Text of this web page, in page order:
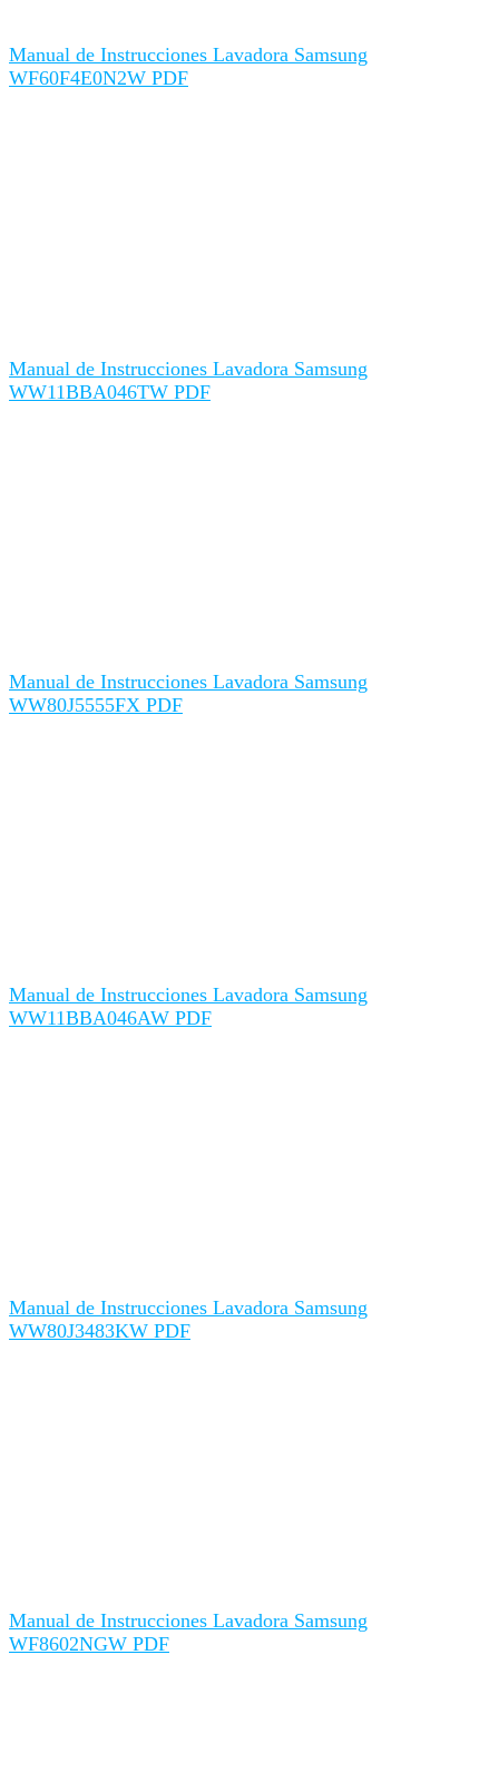
Manual de Instrucciones Lavadora Samsung
WF60F4E0N2W PDF
Manual de Instrucciones Lavadora Samsung
WW11BBA046TW PDF
Manual de Instrucciones Lavadora Samsung
WW80J5555FX PDF
Manual de Instrucciones Lavadora Samsung
WW11BBA046AW PDF
Manual de Instrucciones Lavadora Samsung
WW80J3483KW PDF
Manual de Instrucciones Lavadora Samsung
WF8602NGW PDF